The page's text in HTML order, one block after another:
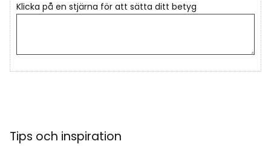
Klicka på en stjärna för att sätta ditt betyg
Tips och inspiration